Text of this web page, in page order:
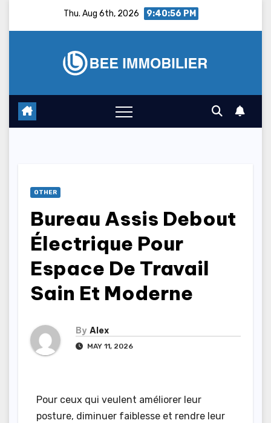
Thu. Aug 6th, 2026 9:40:58 PM
OTHER
Bureau Assis Debout
Électrique Pour
Espace De Travail
Sain Et Moderne
By Alex
MAY 11, 2026
Pour ceux qui veulent améliorer leur
posture, diminuer faiblesse et rendre leur